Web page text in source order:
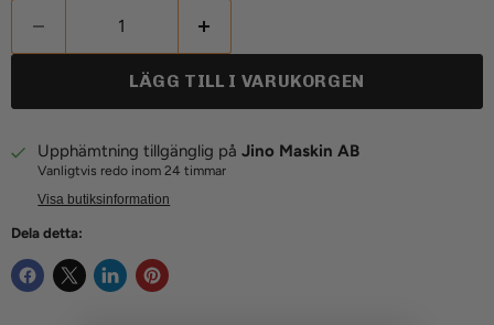
LÄGG TILL I VARUKORGEN
Upphämtning tillgänglig påJino Maskin AB
Vanligtvis redo inom 24 timmar
Visa butiksinformation
Dela detta: